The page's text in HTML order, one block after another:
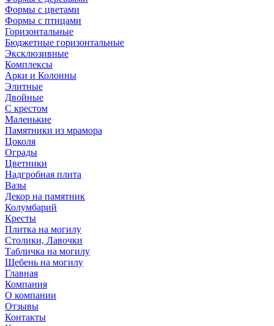
Формы с цветами
Формы с птицами
Горизонтальные
Бюджетные горизонтальные
Эксклюзивные
Комплексы
Арки и Колонны
Элитные
Двойные
С крестом
Маленькие
Памятники из мрамора
Цоколя
Ограды
Цветники
Надгробная плита
Вазы
Декор на памятник
Колумбарий
Кресты
Плитка на могилу
Столики, Лавочки
Табличка на могилу
Щебень на могилу
Главная
Компания
О компании
Отзывы
Контакты